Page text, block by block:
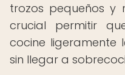
trozos pequeños y
crucial permitir
cocine ligeramente
sin llegar a